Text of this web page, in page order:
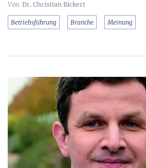
Dr. Christian Bickert
Betriebsführung Branche Meinung